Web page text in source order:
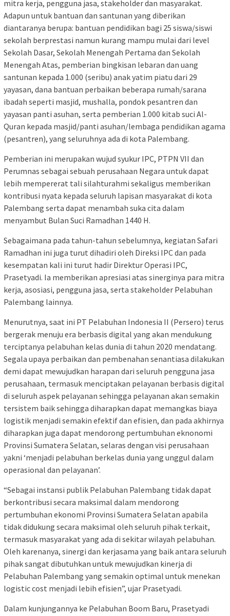
mitra kerja, pengguna jasa, stakeholder dan masyarakat.
Adapun untuk bantuan dan santunan yang diberikan
diantaranya berupa: bantuan pendidikan bagi 25 siswa/siswi
sekolah berprestasi namun kurang mampu mulai dari level
Sekolah Dasar, Sekolah Menengah Pertama dan Sekolah
Menengah Atas, pemberian bingkisan lebaran dan uang
santunan kepada 1.000 (seribu) anak yatim piatu dari 29
yayasan, dana bantuan perbaikan beberapa rumah/sarana
ibadah seperti masjid, mushalla, pondok pesantren dan
yayasan panti asuhan, serta pemberian 1.000 kitab suci Al-
Quran kepada masjid/panti asuhan/lembaga pendidikan agama
(pesantren), yang seluruhnya ada di kota Palembang.
Pemberian ini merupakan wujud syukur IPC, PTPN VII dan
Perumnas sebagai sebuah perusahaan Negara untuk dapat
lebih mempererat tali silahturahmi sekaligus memberikan
kontribusi nyata kepada seluruh lapisan masyarakat di kota
Palembang serta dapat menambah suka cita dalam
menyambut Bulan Suci Ramadhan 1440 H.
Sebagaimana pada tahun-tahun sebelumnya, kegiatan Safari
Ramadhan ini juga turut dihadiri oleh Direksi IPC dan pada
kesempatan kali ini turut hadir Direktur Operasi IPC,
Prasetyadi. Ia memberikan apresiasi atas sinerginya para mitra
kerja, asosiasi, pengguna jasa, serta stakeholder Pelabuhan
Palembang lainnya.
Menurutnya, saat ini PT Pelabuhan Indonesia II (Persero) terus
bergerak menuju era berbasis digital yang akan mendukung
terciptanya pelabuhan kelas dunia di tahun 2020 mendatang.
Segala upaya perbaikan dan pembenahan senantiasa dilakukan
demi dapat mewujudkan harapan dari seluruh pengguna jasa
perusahaan, termasuk menciptakan pelayanan berbasis digital
di seluruh aspek pelayanan sehingga pelayanan akan semakin
tersistem baik sehingga diharapkan dapat memangkas biaya
logistik menjadi semakin efektif dan efisien, dan pada akhirnya
diharapkan juga dapat mendorong pertumbuhan eknonomi
Provinsi Sumatera Selatan, selaras dengan visi perusahaan
yakni ‘menjadi pelabuhan berkelas dunia yang unggul dalam
operasional dan pelayanan’.
“Sebagai instansi publik Pelabuhan Palembang tidak dapat
berkontribusi secara maksimal dalam mendorong
pertumbuhan ekonomi Provinsi Sumatera Selatan apabila
tidak didukung secara maksimal oleh seluruh pihak terkait,
termasuk masyarakat yang ada di sekitar wilayah pelabuhan.
Oleh karenanya, sinergi dan kerjasama yang baik antara seluruh
pihak sangat dibutuhkan untuk mewujudkan kinerja di
Pelabuhan Palembang yang semakin optimal untuk menekan
logistic cost menjadi lebih efisien”, ujar Prasetyadi.
Dalam kunjungannya ke Pelabuhan Boom Baru, Prasetyadi